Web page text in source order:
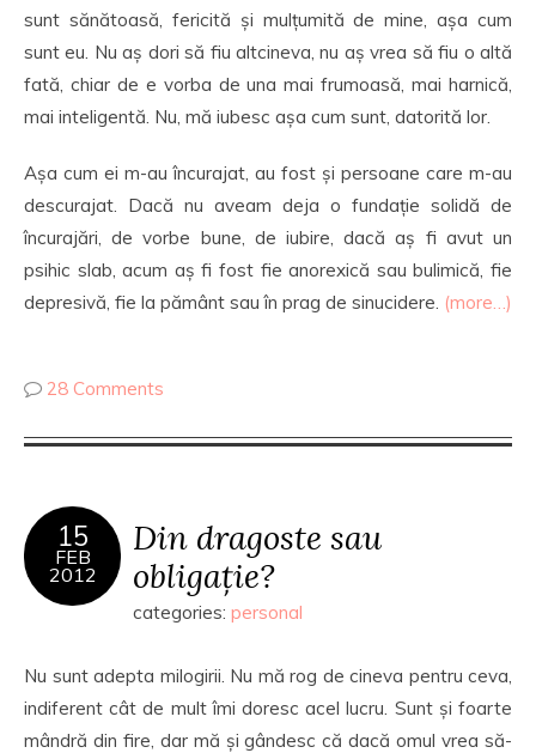
sunt sănătoasă, fericită și mulțumită de mine, așa cum
sunt eu. Nu aș dori să fiu altcineva, nu aș vrea să fiu o altă
fată, chiar de e vorba de una mai frumoasă, mai harnică,
mai inteligentă. Nu, mă iubesc așa cum sunt, datorită lor.
Așa cum ei m-au încurajat, au fost și persoane care m-au
descurajat. Dacă nu aveam deja o fundație solidă de
încurajări, de vorbe bune, de iubire, dacă aș fi avut un
psihic slab, acum aș fi fost fie anorexică sau bulimică, fie
depresivă, fie la pământ sau în prag de sinucidere. (more…)
28 Comments
15
FEB
2012
Din dragoste sau
obligație?
categories: personal
Nu sunt adepta milogirii. Nu mă rog de cineva pentru ceva,
indiferent cât de mult îmi doresc acel lucru. Sunt și foarte
mândră din fire, dar mă și gândesc că dacă omul vrea să-